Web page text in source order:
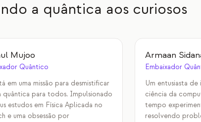
a quântica aos curiosos
Mujoo
Quântico
em uma missão para desmistificar
quântica para todos. Impulsionado
estudos em Física Aplicada no
e uma obsessão por
Armaan
Embaixador
Um entusiasta
ciência da
tempo
resolvendo